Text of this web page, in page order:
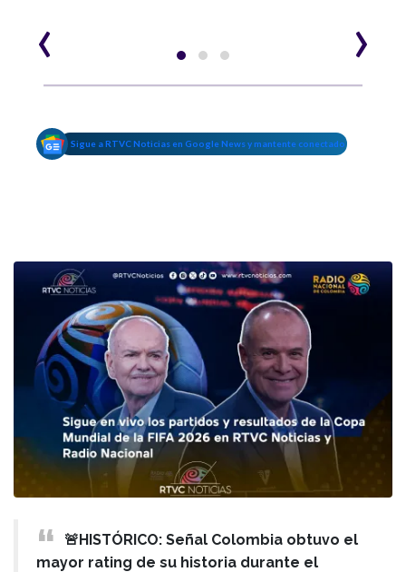
‹ ›
Sigue a RTVC Noticias en Google News y mantente conectado
🚨HISTÓRICO: Señal Colombia obtuvo el
mayor rating de su historia durante el